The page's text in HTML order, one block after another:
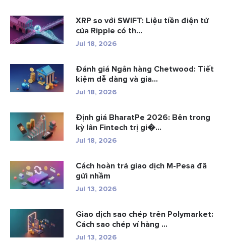
XRP so với SWIFT: Liệu tiền điện tử
của Ripple có th...
Jul 18, 2026
Đánh giá Ngân hàng Chetwood: Tiết
kiệm dễ dàng và gia...
Jul 18, 2026
Định giá BharatPe 2026: Bên trong
kỳ lân Fintech trị gi�...
Jul 18, 2026
Cách hoàn trả giao dịch M-Pesa đã
gửi nhầm
Jul 13, 2026
Giao dịch sao chép trên Polymarket:
Cách sao chép ví hàng ...
Jul 13, 2026